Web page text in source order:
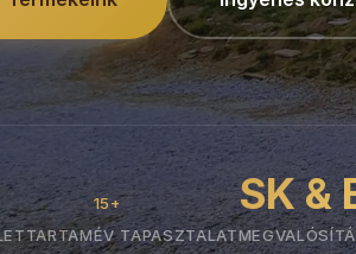
15+
ÉV TAPASZTALAT
SK &